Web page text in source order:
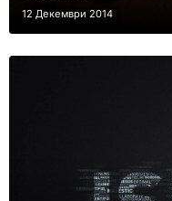
12 Декември 2014